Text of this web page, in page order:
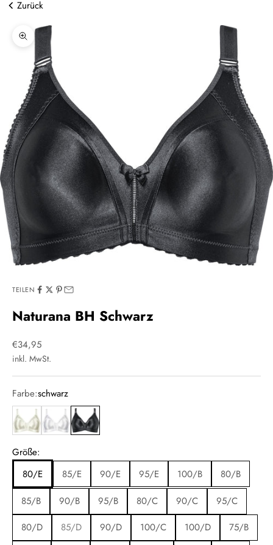
Zurück
Bild vergrößern
TEILEN
Naturana BH Schwarz
Angebot
€34,95
inkl. MwSt.
Farbe:schwarz
beige
weiss schwarz
Größe:
80/E
85/E 90/E 95/E 100/B 80/B
85/B 90/B 95/B 80/C 90/C
95/C
80/D
85/D 90/D 100/C 100/D 75/B